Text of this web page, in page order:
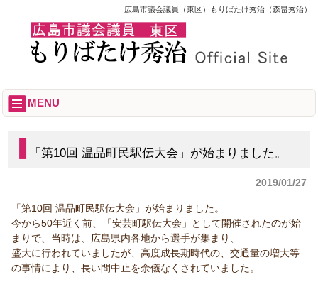
広島市議会議員（東区）もりばたけ秀治（森畠秀治）
MENU
「第10回 温品町民駅伝大会」が始まりました。
2019/01/27
「第10回 温品町民駅伝大会」が始まりました。
今から50年近く前、「安芸町駅伝大会」として開催されたのが始
まりで、当時は、広島県内各地から選手が集まり、
盛大に行われていましたが、高度成長期時代の、交通量の増大等
の事情により、長い間中止を余儀なくされていました。